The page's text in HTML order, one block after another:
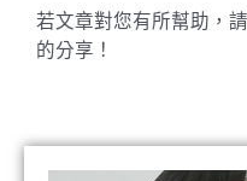
e
b
o
t
u
t
a
若文章對您有所幫助，
的分享！